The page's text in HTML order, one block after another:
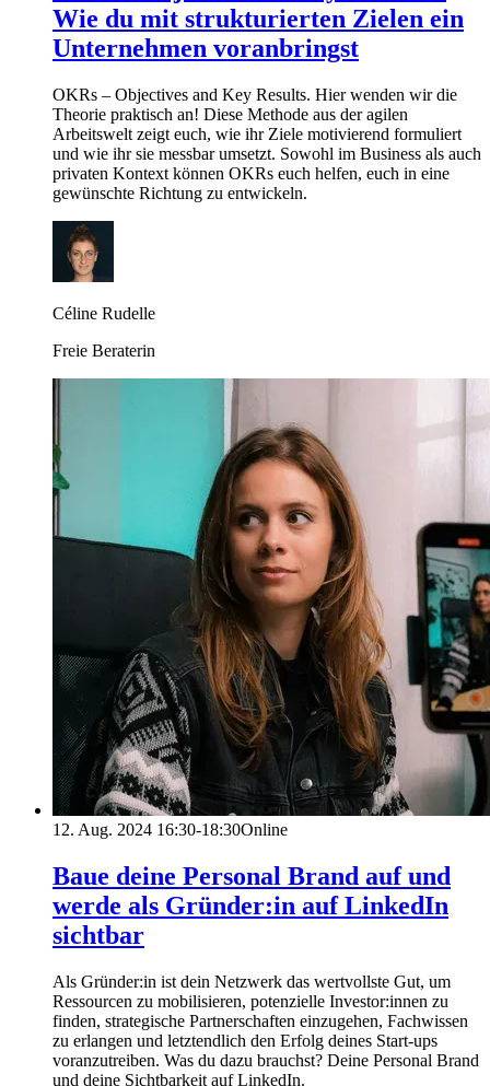
Wie du mit strukturierten Zielen ein
Unternehmen voranbringst
OKRs – Objectives and Key Results. Hier wenden wir die
Theorie praktisch an! Diese Methode aus der agilen
Arbeitswelt zeigt euch, wie ihr Ziele motivierend formuliert
und wie ihr sie messbar umsetzt. Sowohl im Business als auch
privaten Kontext können OKRs euch helfen, euch in eine
gewünschte Richtung zu entwickeln.
Céline Rudelle
Freie Beraterin
12. Aug. 2024 16:30-18:30Online
Baue deine Personal Brand auf und
werde als Gründer:in auf LinkedIn
sichtbar
Als Gründer:in ist dein Netzwerk das wertvollste Gut, um
Ressourcen zu mobilisieren, potenzielle Investor:innen zu
finden, strategische Partnerschaften einzugehen, Fachwissen
zu erlangen und letztendlich den Erfolg deines Start-ups
voranzutreiben. Was du dazu brauchst? Deine Personal Brand
und deine Sichtbarkeit auf LinkedIn.